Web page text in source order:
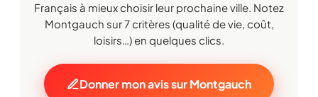
Français à mieux choisir leur prochaine ville. Notez
Montgauch sur 7 critères (qualité de vie, coût,
loisirs…) en quelques clics.
Donner mon avis sur Montgauch